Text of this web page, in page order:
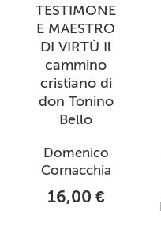
TESTIMONE
E MAESTRO
DI VIRTÙ Il
cammino
cristiano di
don Tonino
Bello
Domenico
Cornacchia
16,00 €